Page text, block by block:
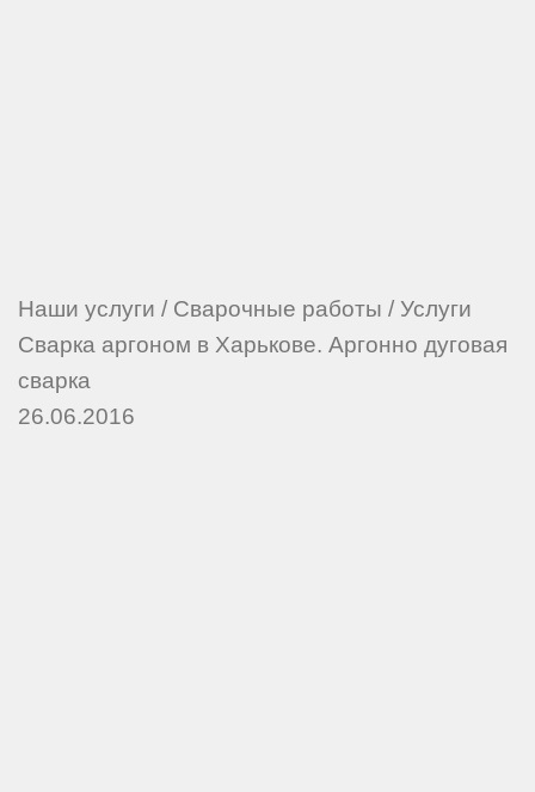
Наши услуги / Сварочные работы / Услуги
Сварка аргоном в Харькове. Аргонно дуговая
сварка
26.06.2016